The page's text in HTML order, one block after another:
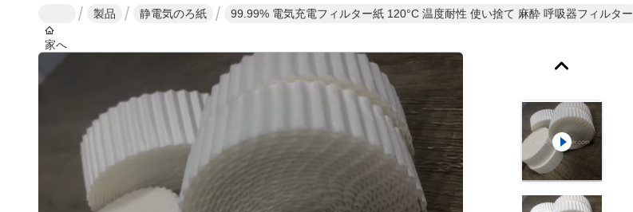
家へ
製品 静電気のろ紙 99.99% 電気充電フィルター紙 120°C 温度耐性 使い捨て 麻酔 呼吸器フィルター